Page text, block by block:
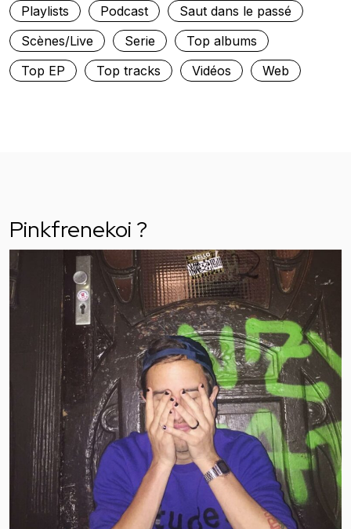
Playlists
Podcast
Saut dans le passé
Scènes/Live
Serie
Top albums
Top EP
Top tracks Vidéos Web
Pinkfrenekoi ?